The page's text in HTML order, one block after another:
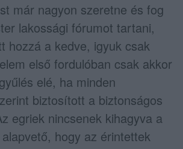
már nagyon szeretne és fog
lakossági fórumot tartani,
hozzá a kedve, igyuk csak
első fordulóban csak akkor
elé, ha minden
biztosított a biztonságos
egriek nincsenek kihagyva a
hogy az érintettek